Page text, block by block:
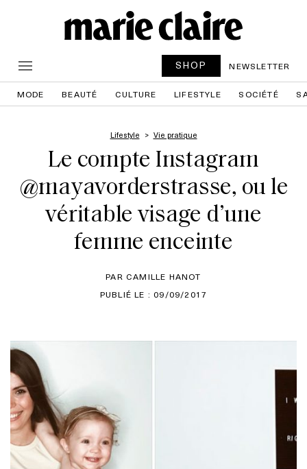
SHOP NEWSLETTER
MODE BEAUTÉ CULTURE LIFESTYLE SOCIÉTÉ
Lifestyle Vie pratique
Le compte Instagram
@mayavorderstrasse, ou le
véritable visage d’une
femme enceinte
PAR CAMILLE HANOT
PUBLIÉ LE : 09/09/2017